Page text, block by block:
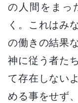
の人間をまっ
く。これはみ
の働きの結果
神に従う者た
て存在しない
める事をせず